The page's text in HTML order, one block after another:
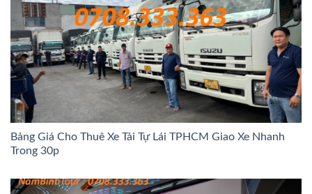
Bảng Giá Cho Thuê Xe Tải Tự Lái TPHCM Giao Xe Nhanh
Trong 30p